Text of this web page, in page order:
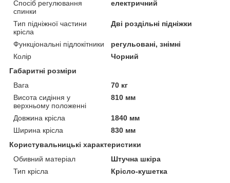
Спосіб регулювання
спинки
електричний
Тип підніжної частини
крісла
Дві роздільні підніжки
Функціональні підлокітники
регульовані, знімні
Колір
Чорний
Габаритні розміри
Вага
70 кг
Висота сидіння у
верхньому положенні
810 мм
Довжина крісла
1840 мм
Ширина крісла
830 мм
Користувальницькі характеристики
Обивний матеріал
Штучна шкіра
Тип крісла
Крісло-кушетка